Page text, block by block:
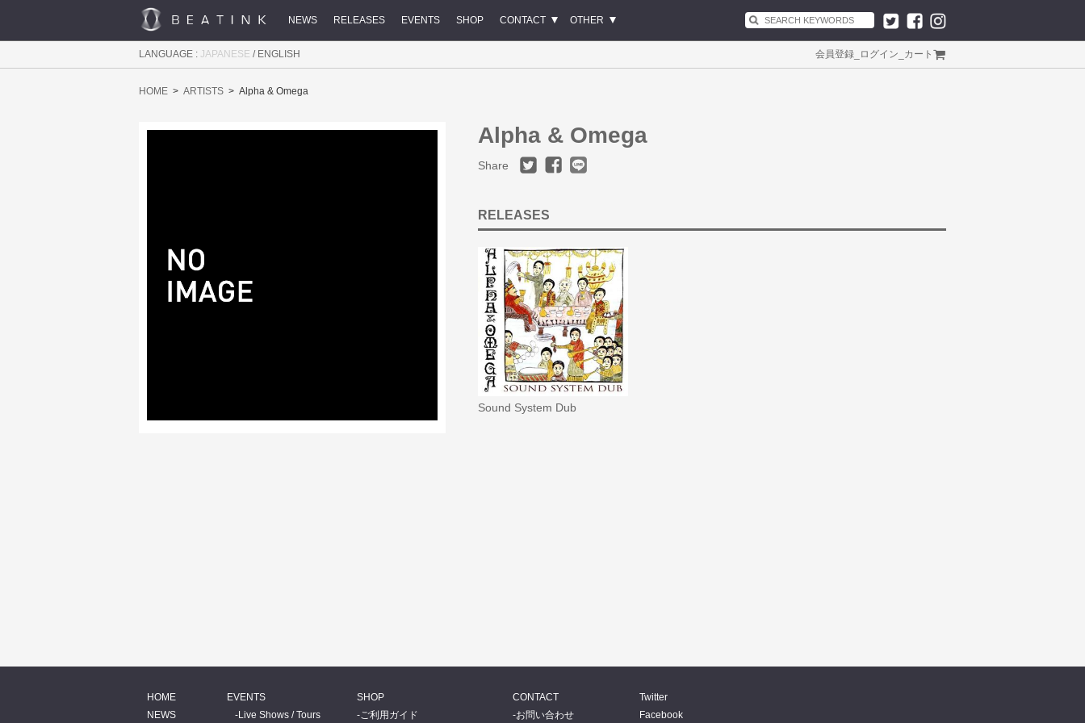
NEWS RELEASES EVENTS SHOP CONTACT OTHER
LANGUAGE : JAPANESE / ENGLISH 会員登録 ログイン カート
HOME ARTISTS Alpha & Omega
Alpha & Omega
Share
RELEASES
Sound System Dub
HOME
NEWS
EVENTS
Live Shows / Tours
SHOP
ご利用ガイド
CONTACT
お問い合わせ
Twitter
Facebook